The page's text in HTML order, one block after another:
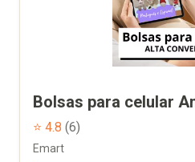
Bolsas para celular
⭐ 4.8 (6)
Emart